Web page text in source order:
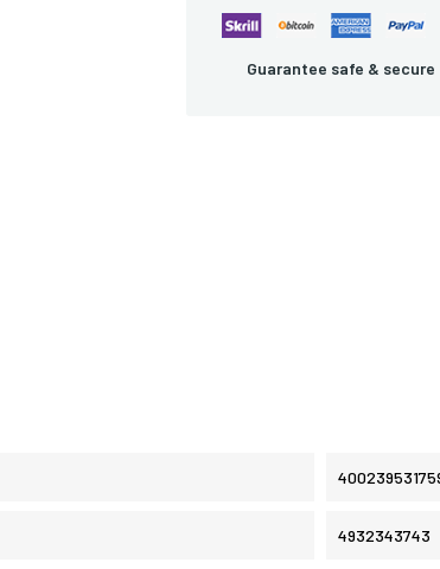
Guarantee safe &
4932343743